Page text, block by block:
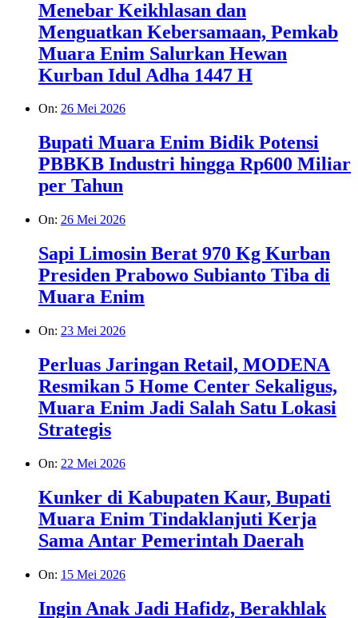
Menebar Keikhlasan dan
Menguatkan Kebersamaan, Pemkab
Muara Enim Salurkan Hewan
Kurban Idul Adha 1447 H
On: 26 Mei 2026
Bupati Muara Enim Bidik Potensi
PBBKB Industri hingga Rp600 Miliar
per Tahun
On: 26 Mei 2026
Sapi Limosin Berat 970 Kg Kurban
Presiden Prabowo Subianto Tiba di
Muara Enim
On: 23 Mei 2026
Perluas Jaringan Retail, MODENA
Resmikan 5 Home Center Sekaligus,
Muara Enim Jadi Salah Satu Lokasi
Strategis
On: 22 Mei 2026
Kunker di Kabupaten Kaur, Bupati
Muara Enim Tindaklanjuti Kerja
Sama Antar Pemerintah Daerah
On: 15 Mei 2026
Ingin Anak Jadi Hafidz, Berakhlak